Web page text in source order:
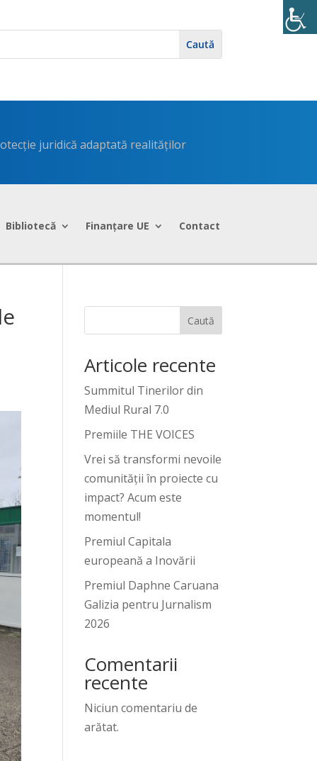
juridică adaptată realităților
Bibliotecă Finanțare UE Contact
Caută
Articole recente
Summitul Tinerilor din
Mediul Rural 7.0
Premiile THE VOICES
Vrei să transformi nevoile
comunității în proiecte cu
impact? Acum este
momentul!
Premiul Capitala
europeană a Inovării
Premiul Daphne Caruana
Galizia pentru Jurnalism
2026
Comentarii
recente
Niciun comentariu de
arătat.